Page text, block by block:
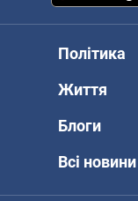
Політика
Життя
Блоги
Всі новини